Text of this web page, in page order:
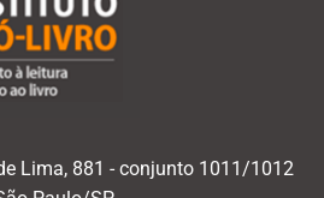
Lima, 881 - conjunto 1011/1012